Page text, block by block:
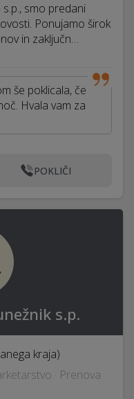
smo predani
Ponujamo širok
in zaključn…
še poklicala, če
Hvala vam za
POKLIČI
s.p.
kraja)
· Prenova